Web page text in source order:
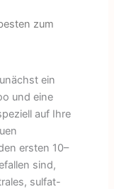
zum
ein
und eine
auf Ihre
ersten 10–
sind,
sulfat-